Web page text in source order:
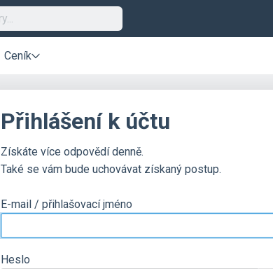
Ceník
Přihlášení k účtu
Získáte více odpovědí denně.
Také se vám bude uchovávat získaný postup.
E-mail / přihlašovací jméno
Heslo